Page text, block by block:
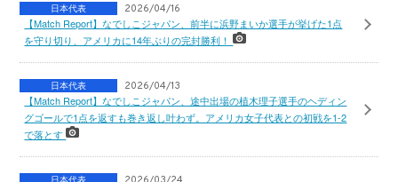
日本代表 2026/04/16
【Match Report】なでしこジャパン、前半に浜野まいか選手が挙げた1点
を守り切り、アメリカに14年ぶりの完封勝利！
日本代表 2026/04/13
【Match Report】なでしこジャパン、途中出場の植木理子選手のヘディン
グゴールで1点を返すも巻き返し叶わず。アメリカ女子代表との初戦を1-2
で落とす
日本代表